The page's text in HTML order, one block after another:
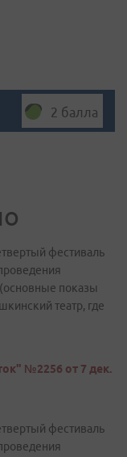
2 балла
фестиваль
показы
театр, где
№2256 от 7 дек.
фестиваль